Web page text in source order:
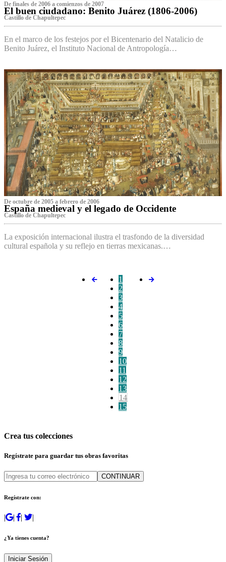
De finales de 2006 a comienzos de 2007
El buen ciudadano: Benito Juárez (1806-2006)
Castillo de Chapultepec
En el marco de los festejos por el Bicentenario del Natalicio de
Benito Juárez, el Instituto Nacional de Antropología…
De octubre de 2005 a febrero de 2006
España medieval y el legado de Occidente
Castillo de Chapultepec
La exposición internacional ilustra el trasfondo de la diversidad
cultural española y su reflejo en tierras mexicanas.…
1
2
3
4
5
6
7
8
9
10
11
12
13
14
15
Crea tus colecciones
Regístrate para guardar tus obras favoritas
CONTINUAR
Regístrate con:
| | | |
¿Ya tienes cuenta?
Iniciar Sesión